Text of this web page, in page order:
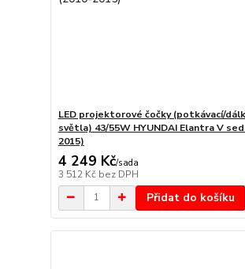
LED projektorové čočky (potkávací/
světla) 43/55W HYUNDAI Elantra V
2015)
4 249 Kč/sada
3 512 Kč bez DPH
Přidat do košíku